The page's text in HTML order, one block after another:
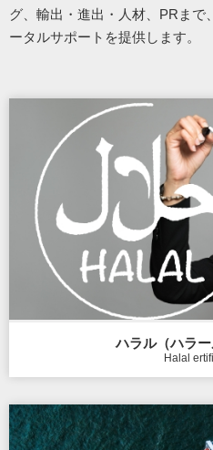
グ、輸出・進出・人材、PRまで
ータルサポートを提供します。
ハラル（ハラ
Halal